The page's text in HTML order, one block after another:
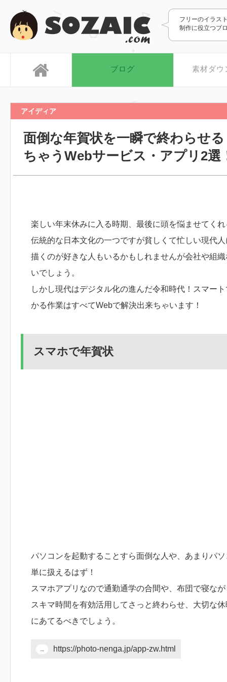
SOZAIC.com
フリーのイラス
制作に役立つブ
ブログ 素材ダウ
アイディア
面倒な年賀状を一瞬で終わらせ
ちゃうWebサービス・アプリ2選
楽しい年末休みに入る時期、最後に頭を悩ませてく
伝統的な日本文化の一つですが貧しくて忙しい現代
描くのが好きな人もいるかもしれませんが会社や組
いでしょう。
しかし現代はデジタル化の進んだ令和時代！スマー
かる作業はすべてWebで解決出来ちゃいます！
スマホで年賀状
パソコンを起動することすら面倒な人や、あまりパ
単に扱えるはず！
スマホアプリなので通勤通学の合間や、布団で寝な
スキマ時間を有効活用してさっと終わらせ、大切な
にあてるべきでしょう。
https://photo-nenga.jp/app-zw.html